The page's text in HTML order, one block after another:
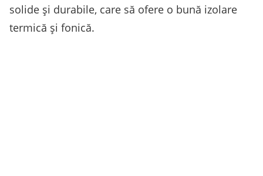
solide și durabile, care să ofere o bună izolare
termică și fonică.